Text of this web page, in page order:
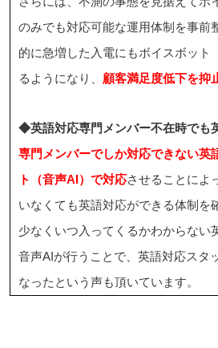
のみでも対応可能な運用体制を事前
的に急増した入電にもボイスボット
るようになり、 顧客満足度低下を抑
◆英語対応専門メンバー不在時でも
専門メンバーでしか対応できない英
ト（音声AI）で対応させることによ
いなくても英語対応ができる体制を
少なくいつ入ってくるかわからない
音声AIが行うことで、英語対応スタ
なったという声も頂いています。